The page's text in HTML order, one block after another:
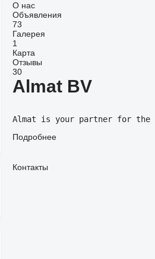
О нас
Объявления
73
Галерея
1
Карта
Отзывы
30
Almat BV
Almat is your partner for the
Подробнее
Контакты